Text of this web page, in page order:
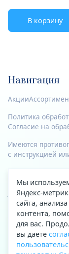
В корзину
Навигация
Акции
Политика
Согласие на
Имеются
с инструкцией
© 2023—2026
Адрес
Архангельск,
автоцентра
Приемная
Мы
Яндекс-
сайта,
контента,
для вас.
вы даете